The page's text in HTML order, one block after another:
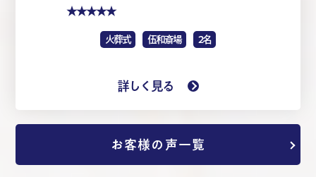
★★★★★
火葬式 伍和斎場 2名
詳しく見る
お客様の声一覧